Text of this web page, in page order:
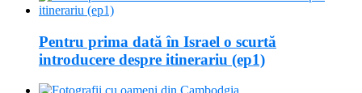
Pentru prima dată în Israel o scurtă
introducere despre itinerariu (ep1)